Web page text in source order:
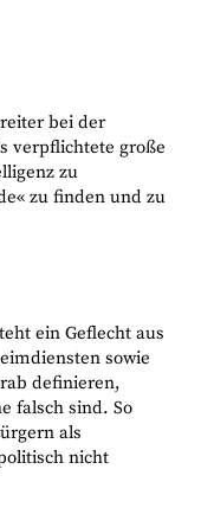
bei der
verpflichtete große
zu
zu finden und zu
ein Geflecht aus
sowie
definieren,
falsch sind. So
als
nicht